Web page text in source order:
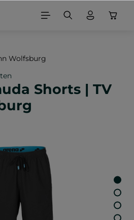
Wolfsburg
von 0 von 5 Sternen
Shorts | TV